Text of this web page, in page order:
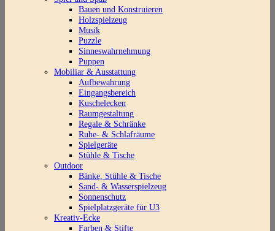
Bauen und Konstruieren
Holzspielzeug
Musik
Puzzle
Sinneswahrnehmung
Puppen
Mobiliar & Ausstattung
Aufbewahrung
Eingangsbereich
Kuschelecken
Raumgestaltung
Regale & Schränke
Ruhe- & Schlafräume
Spielgeräte
Stühle & Tische
Outdoor
Bänke, Stühle & Tische
Sand- & Wasserspielzeug
Sonnenschutz
Spielplatzgeräte für U3
Kreativ-Ecke
Farben & Stifte